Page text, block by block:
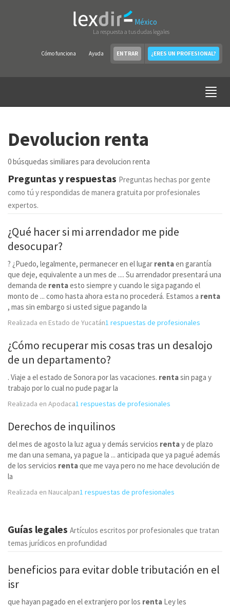
México
La respuesta a tus dudas legales
Cómo funciona Ayuda ENTRAR ¿ERES UN PROFESIONAL?
Devolucion renta
0 búsquedas similiares para devolucion renta
Preguntas y respuestas Preguntas hechas por gente
como tú y respondidas de manera gratuita por profesionales
expertos.
¿Qué hacer si mi arrendador me pide
desocupar?
? ¿Puedo, legalmente, permanecer en el lugar rentaen garantía
que deje, equivalente a un mes de .... Su arrendador presentará una
demanda de rentaesto siempre y cuando le siga pagando el
monto de ... como hasta ahora esta no procederá. Estamos a renta
, mas sin embargo si usted sigue pagando la
Realizada en Estado de Yucatán1 respuestas de profesionales
¿Cómo recuperar mis cosas tras un desalojo
de un departamento?
. Viaje a el estado de Sonora por las vacaciones. rentasin paga y
trabajo por lo cual no pude pagar la
Realizada en Apodaca1 respuestas de profesionales
Derechos de inquilinos
del mes de agosto la luz agua y demás servicios rentay de plazo
me dan una semana, ya pague la ... anticipada que ya pagué además
de los servicios rentaque me vaya pero no me hace devolución de
la
Realizada en Naucalpan1 respuestas de profesionales
Guías legales Artículos escritos por profesionales que tratan
temas jurídicos en profundidad
beneficios para evitar doble tributación en el
isr
que hayan pagado en el extranjero por los renta Ley les